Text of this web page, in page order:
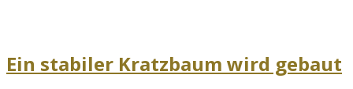
Ein stabiler Kratzbaum wird gebaut